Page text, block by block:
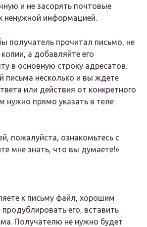
и не засорять почтовые
ненужной информацией.
получатель прочитал письмо, не
а добавляйте его
в основную строку адресатов.
письма несколько и вы ждете
или действия от конкретного
нужно прямо указать в теле
пожалуйста, ознакомьтесь с
мне знать, что вы думаете!»
к письму файл, хорошим
его, вставить
Получателю не нужно будет